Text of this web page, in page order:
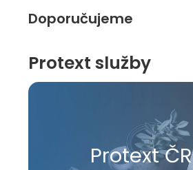
Doporučujeme
Protext služby
Protext ČR